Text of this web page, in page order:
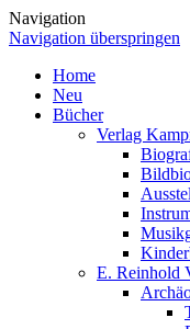
Navigation
Navigation überspringen
Home
Neu
Bücher
Verlag
E. Reinhold